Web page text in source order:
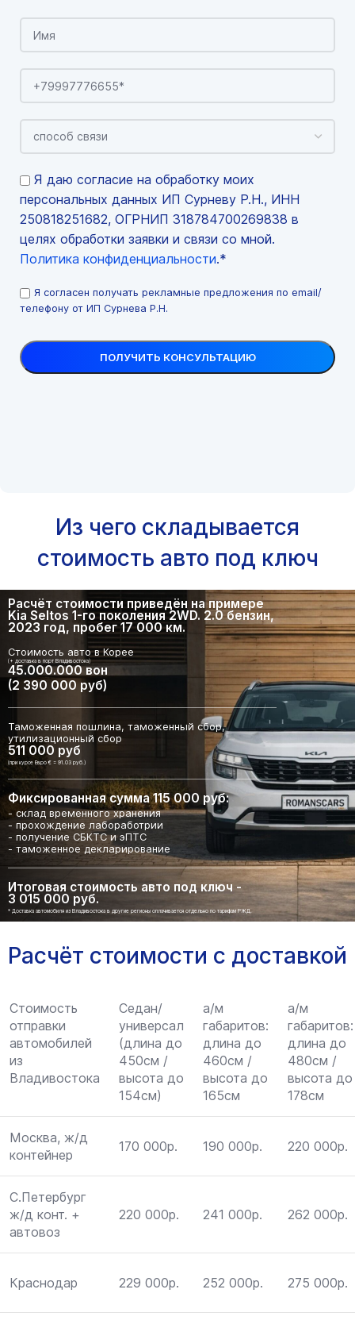
Я даю согласие на обработку моих
персональных данных ИП Сурневу Р.Н., ИНН
250818251682, ОГРНИП 318784700269838 в
целях обработки заявки и связи со мной.
Политика конфиденциальности.*
Я согласен получать рекламные предложения по email/
телефону от ИП Сурнева Р.Н.
Из чего складывается
стоимость авто под ключ
Расчёт стоимости приведён на примере
Kia Seltos 1-го поколения 2WD. 2.0 бензин,
2023 год, пробег 17 000 км.
Стоимость авто в Корее
(+ доставка в порт Владивостока)
45.000.000 вон
(2 390 000 руб)
Таможенная пошлина, таможенный сбор,
утилизационный сбор
511 000 руб
(при курсе Евро € = 91.03 руб.)
Фиксированная сумма 115 000 руб:
- склад временного хранения
- прохождение лабоработрии
- получение СБКТС и эПТС
- таможенное декларирование
Итоговая стоимость авто под ключ -
3 015 000 руб.
* Доставка автомобиля из Владивостока в другие регионы оплачивается отдельно по тарифам РЖД.
Расчёт стоимости с доставкой
Стоимость
отправки
автомобилей
из
Владивостока
Седан/
универсал
(длина до
450см /
высота до
154см)
а/м
габаритов:
длина до
460см /
высота до
165см
а/м
габаритов:
длина до
480см /
высота до
178см
Москва, ж/д
контейнер
170 000р. 190 000р. 220 000р.
С.Петербург
ж/д конт. +
автовоз
220 000р. 241 000р. 262 000р.
Краснодар 229 000р. 252 000р. 275 000р.